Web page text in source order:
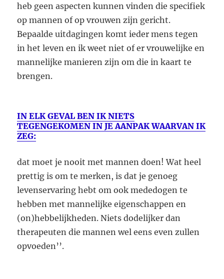
heb geen aspecten kunnen vinden die specifiek
op mannen of op vrouwen zijn gericht.
Bepaalde uitdagingen komt ieder mens tegen
in het leven en ik weet niet of er vrouwelijke en
mannelijke manieren zijn om die in kaart te
brengen.
IN ELK GEVAL BEN IK NIETS
TEGENGEKOMEN IN JE AANPAK WAARVAN IK
ZEG:
dat moet je nooit met mannen doen! Wat heel
prettig is om te merken, is dat je genoeg
levenservaring hebt om ook mededogen te
hebben met mannelijke eigenschappen en
(on)hebbelijkheden. Niets dodelijker dan
therapeuten die mannen wel eens even zullen
opvoeden’’.